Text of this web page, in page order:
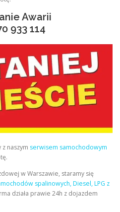
Awarii
933 114
naszym serwisem samochodowym
w Warszawie, staramy się
spalinowych, Diesel, LPG z
działa prawie 24h z dojazdem